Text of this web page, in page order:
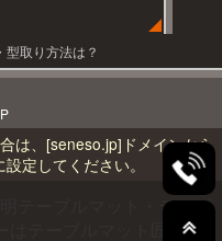
型取り方法は？
は、 [seneso.jp] ドメインから
定してください。
明テーブルマット・テーブ
はテーブルマット匠へAll